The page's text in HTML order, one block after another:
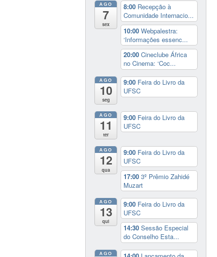
AGO
7
sex
8:00 Recepção à
Comunidade Internacio...
10:00Webpalestra:
‘Informações essenc...
20:00Cineclube África
no Cinema: ‘Coc...
AGO
10
seg
9:00 Feira do Livro da
UFSC
AGO
11
ter
9:00 Feira do Livro da
UFSC
AGO
12
qua
9:00 Feira do Livro da
UFSC
17:003º Prêmio Zahidé
Muzart
AGO
13
qui
9:00 Feira do Livro da
UFSC
14:30Sessão Especial
do Conselho Esta...
AGO